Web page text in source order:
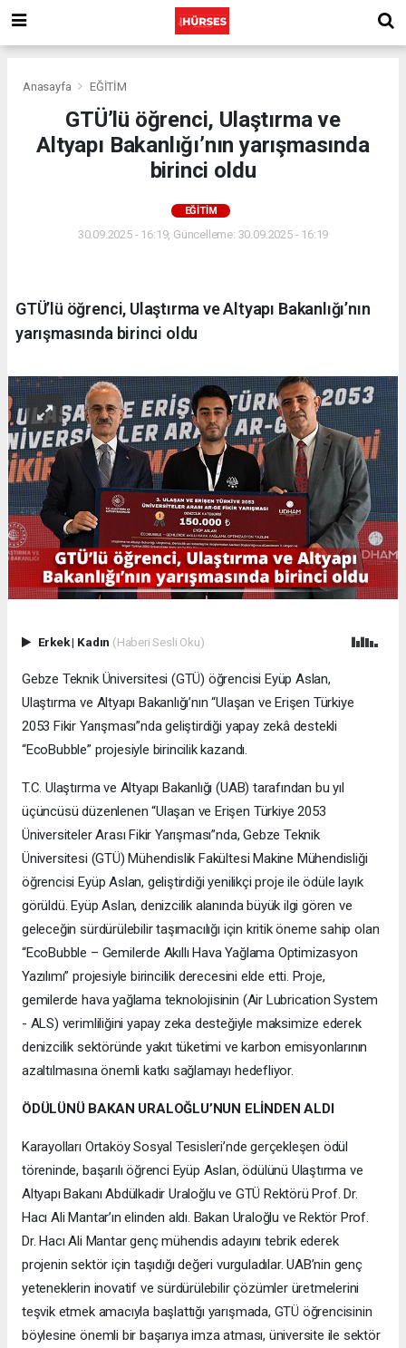
Anasayfa EĞİTİM
GTÜ’lü öğrenci, Ulaştırma ve
Altyapı Bakanlığı’nın yarışmasında
birinci oldu
EĞİTİM
30.09.2025 - 16:19, Güncelleme: 30.09.2025 - 16:19
GTÜ’lü öğrenci, Ulaştırma ve Altyapı Bakanlığı’nın
yarışmasında birinci oldu
Erkek| Kadın (Haberi Sesli Oku)
Gebze Teknik Üniversitesi (GTÜ) öğrencisi Eyüp Aslan,
Ulaştırma ve Altyapı Bakanlığı’nın “Ulaşan ve Erişen Türkiye
2053 Fikir Yarışması”nda geliştirdiği yapay zekâ destekli
“EcoBubble” projesiyle birincilik kazandı.
T.C. Ulaştırma ve Altyapı Bakanlığı (UAB) tarafından bu yıl
üçüncüsü düzenlenen “Ulaşan ve Erişen Türkiye 2053
Üniversiteler Arası Fikir Yarışması”nda, Gebze Teknik
Üniversitesi (GTÜ) Mühendislik Fakültesi Makine Mühendisliği
öğrencisi Eyüp Aslan, geliştirdiği yenilikçi proje ile ödüle layık
görüldü. Eyüp Aslan, denizcilik alanında büyük ilgi gören ve
geleceğin sürdürülebilir taşımacılığı için kritik öneme sahip olan
“EcoBubble – Gemilerde Akıllı Hava Yağlama Optimizasyon
Yazılımı” projesiyle birincilik derecesini elde etti. Proje,
gemilerde hava yağlama teknolojisinin (Air Lubrication System
- ALS) verimliliğini yapay zeka desteğiyle maksimize ederek
denizcilik sektöründe yakıt tüketimi ve karbon emisyonlarının
azaltılmasına önemli katkı sağlamayı hedefliyor.
ÖDÜLÜNÜ BAKAN URALOĞLU’NUN ELİNDEN ALDI
Karayolları Ortaköy Sosyal Tesisleri’nde gerçekleşen ödül
töreninde, başarılı öğrenci Eyüp Aslan, ödülünü Ulaştırma ve
Altyapı Bakanı Abdülkadir Uraloğlu ve GTÜ Rektörü Prof. Dr.
Hacı Ali Mantar’ın elinden aldı. Bakan Uraloğlu ve Rektör Prof.
Dr. Hacı Ali Mantar genç mühendis adayını tebrik ederek
projenin sektör için taşıdığı değeri vurguladılar. UAB’nin genç
yeteneklerin inovatif ve sürdürülebilir çözümler üretmelerini
teşvik etmek amacıyla başlattığı yarışmada, GTÜ öğrencisinin
böylesine önemli bir başarıya imza atması, üniversite ile sektör